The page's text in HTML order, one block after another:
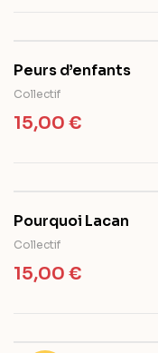
Peurs d’enfants
Collectif
15,00 €
Pourquoi Lacan
Collectif
15,00 €